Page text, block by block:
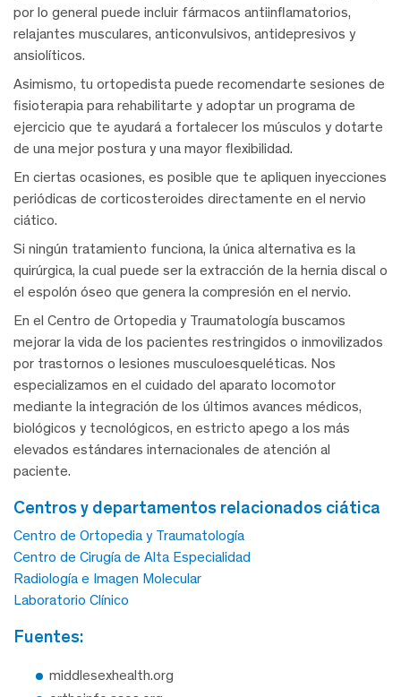
por lo general puede incluir fármacos antiinflamatorios,
relajantes musculares, anticonvulsivos, antidepresivos y
ansiolíticos.
Asimismo, tu ortopedista puede recomendarte sesiones de
fisioterapia para rehabilitarte y adoptar un programa de
ejercicio que te ayudará a fortalecer los músculos y dotarte
de una mejor postura y una mayor flexibilidad.
En ciertas ocasiones, es posible que te apliquen inyecciones
periódicas de corticosteroides directamente en el nervio
ciático.
Si ningún tratamiento funciona, la única alternativa es la
quirúrgica, la cual puede ser la extracción de la hernia discal o
el espolón óseo que genera la compresión en el nervio.
En el Centro de Ortopedia y Traumatología buscamos
mejorar la vida de los pacientes restringidos o inmovilizados
por trastornos o lesiones musculoesqueléticas. Nos
especializamos en el cuidado del aparato locomotor
mediante la integración de los últimos avances médicos,
biológicos y tecnológicos, en estricto apego a los más
elevados estándares internacionales de atención al
paciente.
centros y departamentos relacionados ciática
Centro de Ortopedia y Traumatología
Centro de Cirugía de Alta Especialidad
Radiología e Imagen Molecular
Laboratorio Clínico
fuentes:
middlesexhealth.org